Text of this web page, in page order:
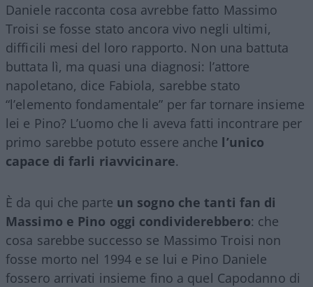
Daniele racconta cosa avrebbe fatto Massimo
Troisi se fosse stato ancora vivo negli ultimi,
difficili mesi del loro rapporto. Non una battuta
buttata lì, ma quasi una diagnosi: l’attore
napoletano, dice Fabiola, sarebbe stato
“l’elemento fondamentale” per far tornare insieme
lei e Pino? L’uomo che li aveva fatti incontrare per
primo sarebbe potuto essere anche l’unico
capace di farli riavvicinare.
È da qui che parte un sogno che tanti fan di
Massimo e Pino oggi condividerebbero: che
cosa sarebbe successo se Massimo Troisi non
fosse morto nel 1994 e se lui e Pino Daniele
fossero arrivati insieme fino a quel Capodanno di